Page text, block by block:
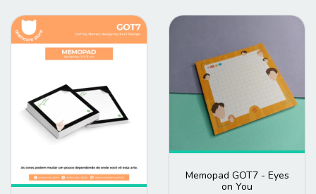
Memopad GOT7 - Eyes
on You